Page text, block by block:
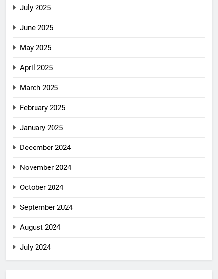
July 2025
June 2025
May 2025
April 2025
March 2025
February 2025
January 2025
December 2024
November 2024
October 2024
September 2024
August 2024
July 2024